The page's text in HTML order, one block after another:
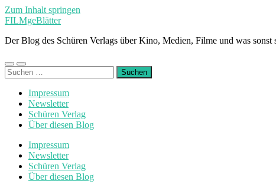
Zum Inhalt springen
FILMgeBlätter
Der Blog des Schüren Verlags über Kino, Medien, Filme und was sonst
Mobile-
Menü
Suchfeld
ein-/ausblenden
Suchen
nach:
Impressum
Newsletter
Schüren Verlag
Über diesen Blog
Impressum
Newsletter
Schüren Verlag
Über diesen Blog